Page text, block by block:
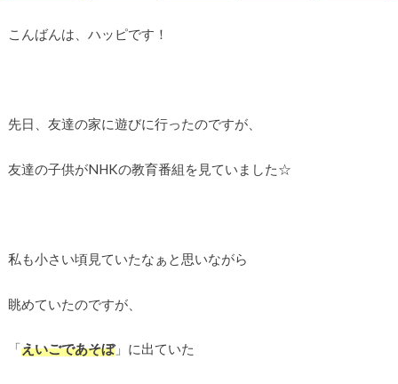
こんばんは、ハッピです！
先日、友達の家に遊びに行ったのですが、
友達の子供がNHKの教育番組を見ていました☆
私も小さい頃見ていたなぁと思いながら
眺めていたのですが、
「えいごであそぼ」に出ていた